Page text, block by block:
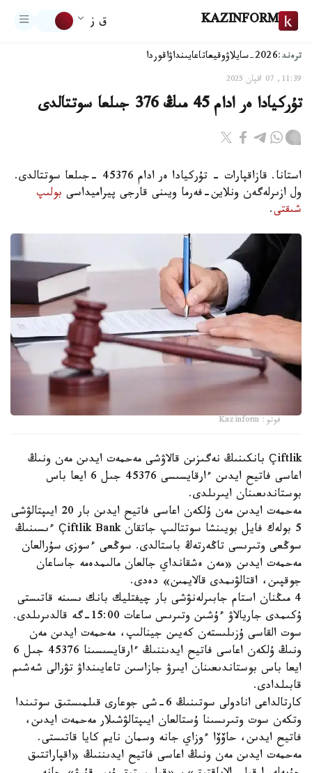
KAZINFORM ق ز
ترەند:2026-سايلاۋ وقيعاتاعايىنداۋاقوردا
11:39, 07 اقپان 2025
تۇركيادا ەر ادام 45 مىڭ 376 جىلعا سوتتالدى
استانا. قازاقپارات - تۇركيادا ەر ادام 45376 -جىلعا سوتتالدى.
ول ازىرلەگەن ونلاين-فەرما ويىنى قارجى پيراميداسى بولىپ
شىقتى.
فوتو: Kazinform
Çiftlik بانكىنىڭ نەگىزىن قالاۋشى مەحمەت ايدىن مەن ونىڭ
اعاسى فاتيح ايدىن ءارقايسىسى 45376 جىل 6 ايعا باس
بوستاندىعىنان ايىرىلدى.
مەحمەت ايدىن مەن ۇلكەن اعاسى فاتيح ايدىن بار 20 ايىپتالۋشى
5 بولەك فايل بويىنشا سوتتالىپ جاتقان Çiftlik Bank ءىسىنىڭ
سوڭعى وتىرىسى تاڭەرتەڭ باستالدى. سوڭعى ءسوزى سۇرالعان
مەحمەت ايدىن «مەن ەشقانداي جالعان مالىمدەمە جاساعان
جوقپىن، اقتالۋىمدى قالايمىن» دەدى.
4 مىڭنان استام جابىرلەنۋشى بار چيفتليك بانك ىسىنە قاتىستى
ۇكىمدى جاريالاۋ ءۇشىن وتىرىس ساعات 15:00-گە قالدىرىلدى.
سوت القاسى ۇزىلىستەن كەيىن جينالىپ، مەحمەت ايدىن مەن
ونىڭ ۇلكەن اعاسى فاتيح ايدىننىڭ ءارقايسىسىنا 45376 جىل 6
ايعا باس بوستاندىعىنان ايىرۋ جازاسىن تاعايىنداۋ تۋرالى شەشىم
قابىلدادى.
كارتالداعى انادولى سوتىنىڭ 6-شى جوعارى قىلمىستىق سوتىندا
وتكەن سوت وتىرىسىنا ۇستالعان ايىپتالۋشىلار مەحمەت ايدىن،
فاتيح ايدىن، حاۆۆا ءوزاي جانە وسمان نايم كايا قاتىستى.
مەحمەت ايدىن مەن ونىڭ اعاسى فاتيح ايدىننىڭ «اقپاراتتىق